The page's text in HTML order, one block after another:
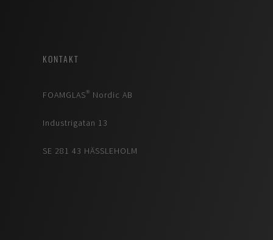
KONTAKT
FOAMGLAS® Nordic AB
Industrigatan 13
SE 281 43 HÄSSLEHOLM